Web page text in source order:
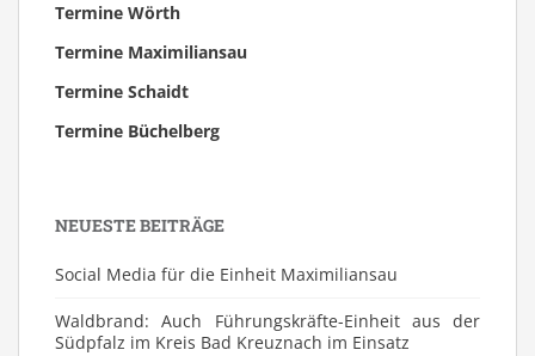
Termine Wörth
Termine Maximiliansau
Termine Schaidt
Termine Büchelberg
NEUESTE BEITRÄGE
Social Media für die Einheit Maximiliansau
Waldbrand: Auch Führungskräfte-Einheit aus der
Südpfalz im Kreis Bad Kreuznach im Einsatz